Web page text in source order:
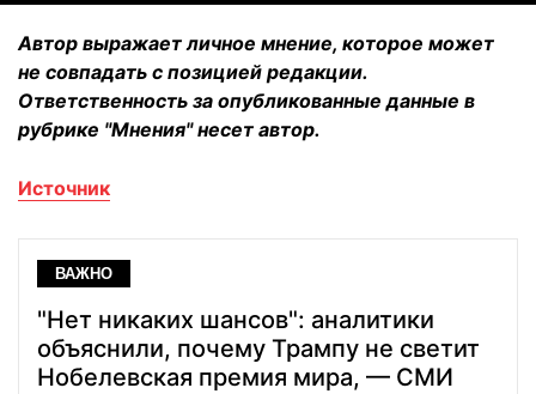
Автор выражает личное мнение, которое может
не совпадать с позицией редакции.
Ответственность за опубликованные данные в
рубрике "Мнения" несет автор.
Источник
ВАЖНО
"Нет никаких шансов": аналитики
объяснили, почему Трампу не светит
Нобелевская премия мира, — СМИ